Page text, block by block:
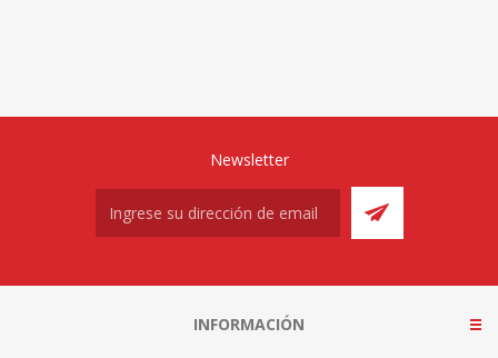
Newsletter
INFORMACIÓN